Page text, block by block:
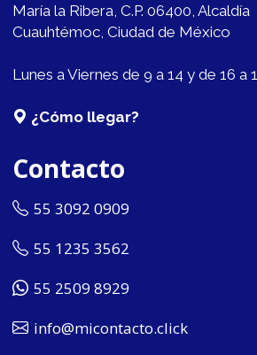
María la Ribera, C.P. 06400, Alcaldía
Cuauhtémoc, Ciudad de México
Lunes a Viernes de 9 a 14 y de 16 a
¿Cómo llegar?
Contacto
55 3092 0909
55 1235 3562
55 2509 8929
info@micontacto.click